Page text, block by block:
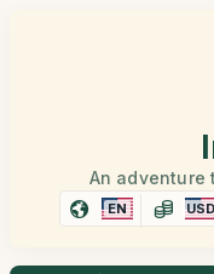
An adventure
EN USD